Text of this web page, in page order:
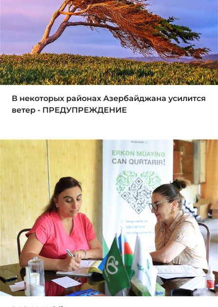
В некоторых районах Азербайджана усилится
ветер - ПРЕДУПРЕЖДЕНИЕ